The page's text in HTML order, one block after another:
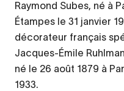
Raymond Subes, né à
Étampes le 31 janvier
décorateur français
Jacques-Émile
né le 26 août 1879 à
1933.